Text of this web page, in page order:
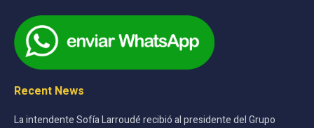
Recent News
La intendente Sofía Larroudé recibió al presidente del Grupo